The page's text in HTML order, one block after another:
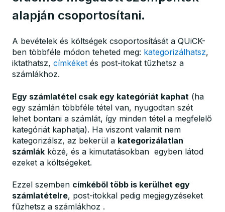
alapján csoportosítani.
A bevételek és költségek csoportosítását a QUiCK-
ben többféle módon teheted meg: kategorizálhatsz,
iktathatsz, címkéket és post-itokat tűzhetsz a
számlákhoz.
Egy számlatétel csak egy kategóriát kaphat (ha
egy számlán többféle tétel van, nyugodtan szét
lehet bontani a számlát, így minden tétel a megfelelő
kategóriát kaphatja). Ha viszont valamit nem
kategorizálsz, az bekerül a kategorizálatlan
számlák közé, és a kimutatásokban egyben látod
ezeket a költségeket.
Ezzel szemben címkéből több is kerülhet egy
számlatételre, post-itokkal pedig megjegyzéseket
fűzhetsz a számlákhoz .